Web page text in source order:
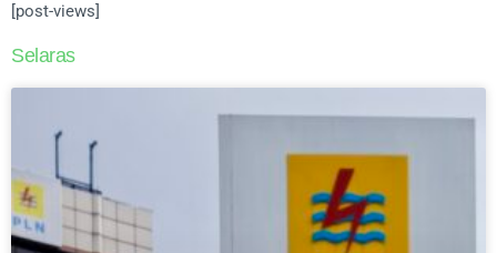
[post-views]
Selaras